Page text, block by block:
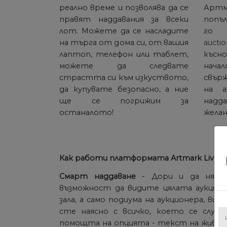
реално време и позволява да се
правят наддавания за всеки
лот. Можете да се насладите
на търга от дома си, от вашия
лаптоп, телефон или таблет,
можете да следвате
страстта си към изкуството,
да купувате безопасно, а ние
ще се погрижим за
останалото!
го
на
Как работи платформата Artmark Live
Смарт наддаване - Дори и да
възможност да видите цялата
зала, а само подиума на аукционера, вие
сте наясно с всичко, което се случва
помощта на опцията - текст на живо.